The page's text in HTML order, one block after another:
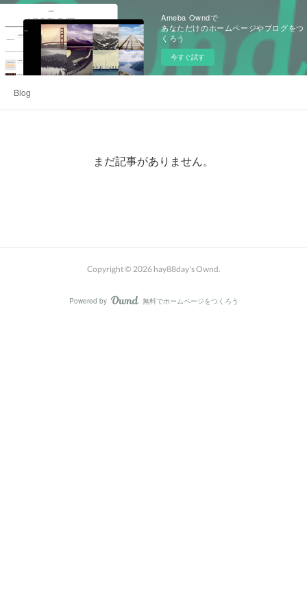
Ameba Owndで
あなただけのホームページやブログをつ
くろう
今すぐ試す
Blog
まだ記事がありません。
Copyright © 2026 hay88day's Ownd.
Powered by AmebaOwnd
無料でホームページをつくろう